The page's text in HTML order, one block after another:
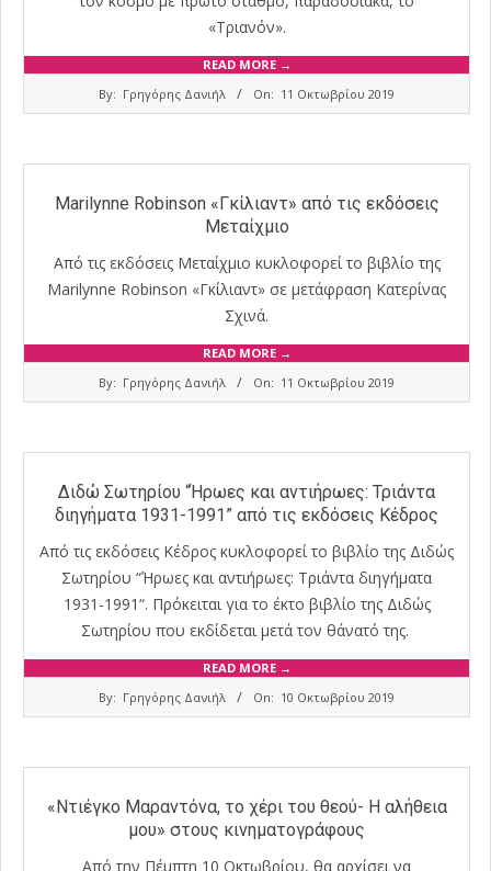
«Τριανόν».
READ MORE →
By: Γρηγόρης Δανιήλ On: 11 Οκτωβρίου 2019
Marilynne Robinson «Γκίλιαντ» από τις εκδόσεις
Μεταίχμιο
Από τις εκδόσεις Μεταίχμιο κυκλοφορεί το βιβλίο της
Marilynne Robinson «Γκίλιαντ» σε μετάφραση Κατερίνας
Σχινά.
READ MORE →
By: Γρηγόρης Δανιήλ On: 11 Οκτωβρίου 2019
Διδώ Σωτηρίου “Ήρωες και αντιήρωες: Τριάντα
διηγήματα 1931-1991” από τις εκδόσεις Κέδρος
Από τις εκδόσεις Κέδρος κυκλοφορεί το βιβλίο της Διδώς
Σωτηρίου “Ήρωες και αντιήρωες: Τριάντα διηγήματα
1931-1991“. Πρόκειται για το έκτο βιβλίο της Διδώς
Σωτηρίου που εκδίδεται μετά τον θάνατό της.
READ MORE →
By: Γρηγόρης Δανιήλ On: 10 Οκτωβρίου 2019
«Ντιέγκο Μαραντόνα, το χέρι του θεού- Η αλήθεια
μου» στους κινηματογράφους
Από την Πέμπτη 10 Οκτωβρίου, θα αρχίσει να